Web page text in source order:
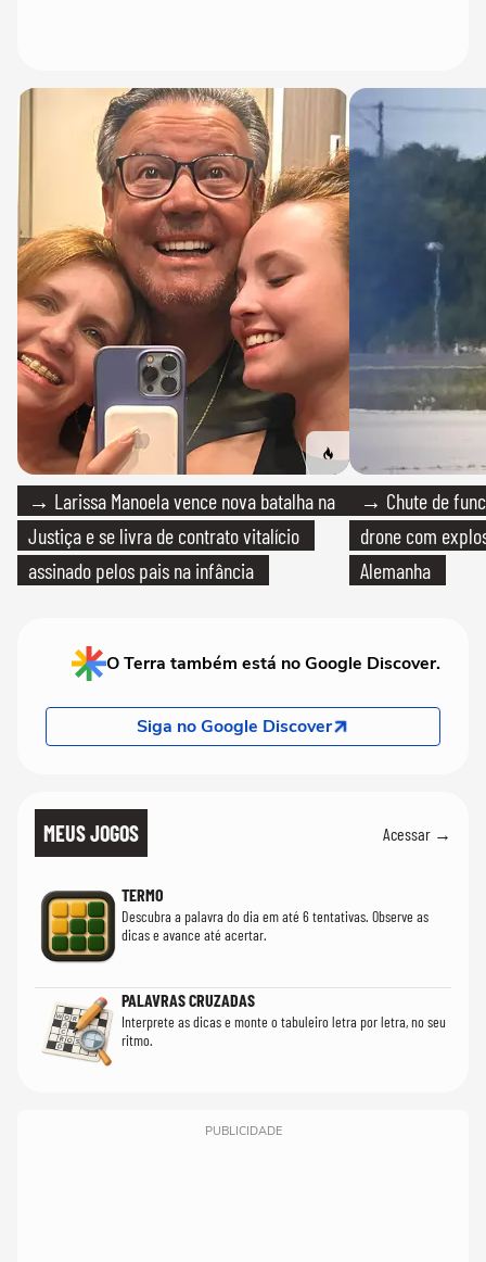
→ Larissa Manoela vence nova batalha na
Justiça e se livra de contrato vitalício
assinado pelos pais na infância
→ Chute de
drone com
Alemanha
O Terra também está no Google Discover.
Siga no Google Discover
MEUS JOGOS Acessar →
TERMO
Descubra a palavra do dia em até 6 tentativas. Observe as
dicas e avance até acertar.
PALAVRAS CRUZADAS
Interprete as dicas e monte o tabuleiro letra por letra, no seu
ritmo.
PUBLICIDADE